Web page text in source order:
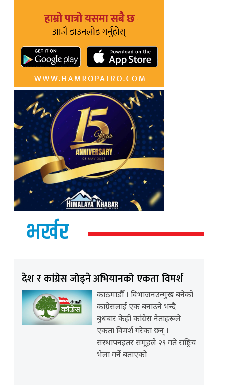
भर्खर
देश र कांग्रेस जोड्ने अभियानको एकता विमर्श
काठमाडौँ । विभाजनउन्मुख बनेको
कांग्रेसलाई एक बनाउने भन्दै
बुधबार केही कांग्रेस नेताहरूले
एकता विमर्श गरेका छन् ।
संस्थापनइतर समूहले २९ गते राष्ट्रिय
भेला गर्ने बताएको